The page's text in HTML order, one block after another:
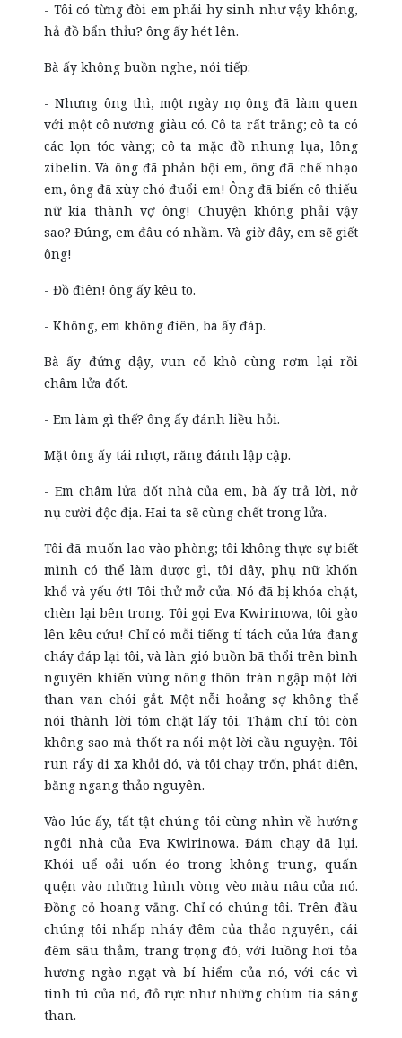
- Tôi có từng đòi em phải hy sinh như vậy không,
hả đồ bẩn thỉu? ông ấy hét lên.
Bà ấy không buồn nghe, nói tiếp:
- Nhưng ông thì, một ngày nọ ông đã làm quen
với một cô nương giàu có. Cô ta rất trắng; cô ta có
các lọn tóc vàng; cô ta mặc đồ nhung lụa, lông
zibelin. Và ông đã phản bội em, ông đã chế nhạo
em, ông đã xùy chó đuổi em! Ông đã biến cô thiếu
nữ kia thành vợ ông! Chuyện không phải vậy
sao? Đúng, em đâu có nhầm. Và giờ đây, em sẽ giết
ông!
- Đồ điên! ông ấy kêu to.
- Không, em không điên, bà ấy đáp.
Bà ấy đứng dậy, vun cỏ khô cùng rơm lại rồi
châm lửa đốt.
- Em làm gì thế? ông ấy đánh liều hỏi.
Mặt ông ấy tái nhợt, răng đánh lập cập.
- Em châm lửa đốt nhà của em, bà ấy trả lời, nở
nụ cười độc địa. Hai ta sẽ cùng chết trong lửa.
Tôi đã muốn lao vào phòng; tôi không thực sự biết
mình có thể làm được gì, tôi đây, phụ nữ khốn
khổ và yếu ớt! Tôi thử mở cửa. Nó đã bị khóa chặt,
chèn lại bên trong. Tôi gọi Eva Kwirinowa, tôi gào
lên kêu cứu! Chỉ có mỗi tiếng tí tách của lửa đang
cháy đáp lại tôi, và làn gió buồn bã thổi trên bình
nguyên khiến vùng nông thôn tràn ngập một lời
than van chói gắt. Một nỗi hoảng sợ không thể
nói thành lời tóm chặt lấy tôi. Thậm chí tôi còn
không sao mà thốt ra nổi một lời cầu nguyện. Tôi
run rẩy đi xa khỏi đó, và tôi chạy trốn, phát điên,
băng ngang thảo nguyên.
Vào lúc ấy, tất tật chúng tôi cùng nhìn về hướng
ngôi nhà của Eva Kwirinowa. Đám chạy đã lụi.
Khói uể oải uốn éo trong không trung, quấn
quện vào những hình vòng vèo màu nâu của nó.
Đồng cỏ hoang vắng. Chỉ có chúng tôi. Trên đầu
chúng tôi nhấp nháy đêm của thảo nguyên, cái
đêm sâu thẳm, trang trọng đó, với luồng hơi tỏa
hương ngào ngạt và bí hiểm của nó, với các vì
tinh tú của nó, đỏ rực như những chùm tia sáng
than.